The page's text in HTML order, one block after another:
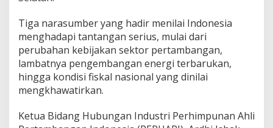
Tiga narasumber yang hadir menilai Indonesia
menghadapi tantangan serius, mulai dari
perubahan kebijakan sektor pertambangan,
lambatnya pengembangan energi terbarukan,
hingga kondisi fiskal nasional yang dinilai
mengkhawatirkan.
Ketua Bidang Hubungan Industri Perhimpunan Ahli